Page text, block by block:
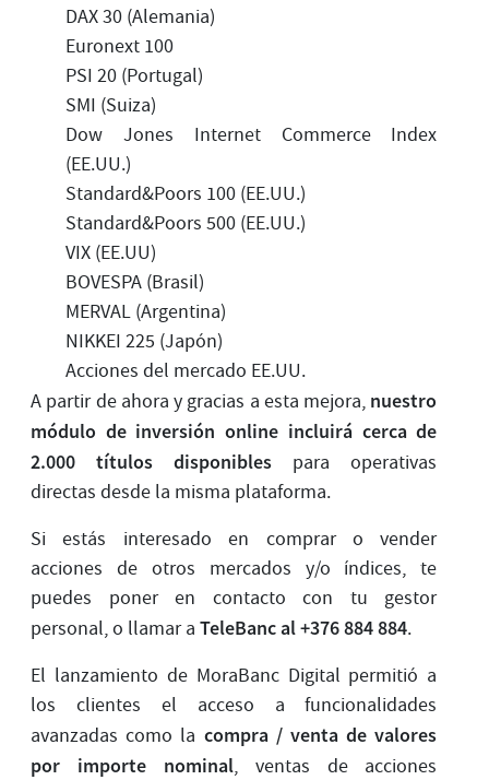
DAX 30 (Alemania)
Euronext 100
PSI 20 (Portugal)
SMI (Suiza)
Dow Jones Internet Commerce Index
(EE.UU.)
Standard&Poors 100 (EE.UU.)
Standard&Poors 500 (EE.UU.)
VIX (EE.UU)
BOVESPA (Brasil)
MERVAL (Argentina)
NIKKEI 225 (Japón)
Acciones del mercado EE.UU.
A partir de ahora y gracias a esta mejora, nuestro
módulo de inversión online incluirá cerca de
2.000 títulos disponibles para operativas
directas desde la misma plataforma.
Si estás interesado en comprar o vender
acciones de otros mercados y/o índices, te
puedes poner en contacto con tu gestor
personal, o llamar a TeleBanc al +376 884 884.
El lanzamiento de MoraBanc Digital permitió a
los clientes el acceso a funcionalidades
avanzadas como la compra / venta de valores
por importe nominal, ventas de acciones